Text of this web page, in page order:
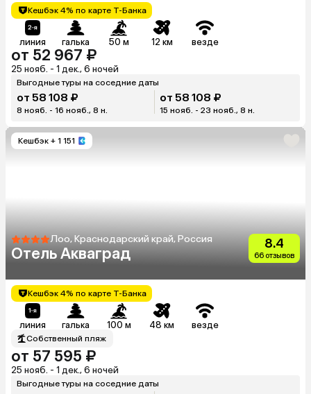
Кешбэк 4% по карте Т-Банка
линия галька 50 м 12 км везде
от 52 967 ₽
25 нояб. - 1 дек., 6 ночей
Выгодные туры на соседние даты
от 58 108 ₽
8 нояб. - 16 нояб., 8 н.
от 58 108 ₽
15 нояб. - 23 нояб., 8 н.
Кешбэк + 1 151
Лоо, Краснодарский край, Россия
Отель Акваград
8.4
66 отзывов
Кешбэк 4% по карте Т-Банка
линия галька 100 м 48 км везде
Собственный пляж
от 57 595 ₽
25 нояб. - 1 дек., 6 ночей
Выгодные туры на соседние даты